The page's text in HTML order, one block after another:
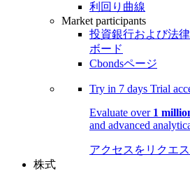
利回り曲線
Market participants
投資銀行および法
ボード
Cbondsページ
Try in 7 days Trial
Evaluate over 1
and advanced
アクセスをリクエス
株式